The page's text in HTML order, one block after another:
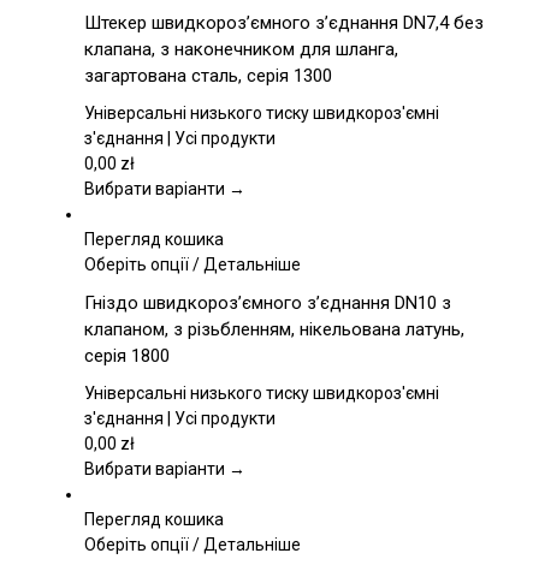
має
кілька
варіантів.
Параметри
можна
на
товару
Штекер швидкороз’ємного з’єднання DN7,4 без
клапана, з наконечником для шланга,
загартована сталь, серія 1300
Універсальні низького тиску швидкороз'ємні
з'єднання | Усі продукти
0,00 zł
Вибрати варіанти →
Перегляд кошика
Оберіть опціїЦей
має
кілька
Параметри
можна
на
товару
/Детальніше
Гніздо швидкороз’ємного з’єднання DN10 з
клапаном, з різьбленням, нікельована латунь,
серія 1800
Універсальні низького тиску швидкороз'ємні
з'єднання | Усі продукти
0,00 zł
Вибрати варіанти →
Перегляд кошика
Оберіть опціїЦей
/Детальніше